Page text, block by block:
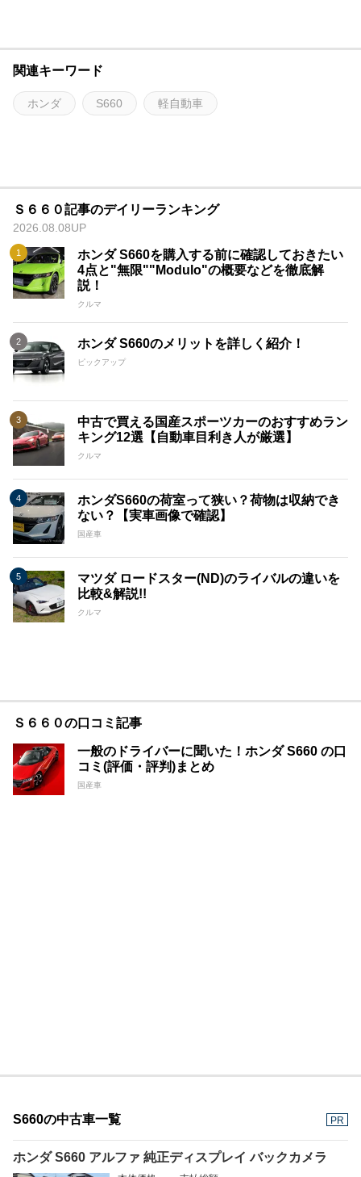
関連キーワード
ホンダ S660 軽自動車
Ｓ６６０記事のデイリーランキング
2026.08.08UP
ホンダ S660を購入する前に確認しておきたい
4点と"無限""Modulo"の概要などを徹底解
説！
クルマ
ホンダ S660のメリットを詳しく紹介！
ピックアップ
中古で買える国産スポーツカーのおすすめラン
キング12選【自動車目利き人が厳選】
クルマ
ホンダS660の荷室って狭い？荷物は収納でき
ない？【実車画像で確認】
国産車
マツダ ロードスター(ND)のライバルの違いを
比較&解説!!
クルマ
Ｓ６６０の口コミ記事
一般のドライバーに聞いた！ホンダ S660 の口
コミ(評価・評判)まとめ
国産車
S660の中古車一覧 PR
ホンダ S660 アルファ 純正ディスプレイ バックカメラ